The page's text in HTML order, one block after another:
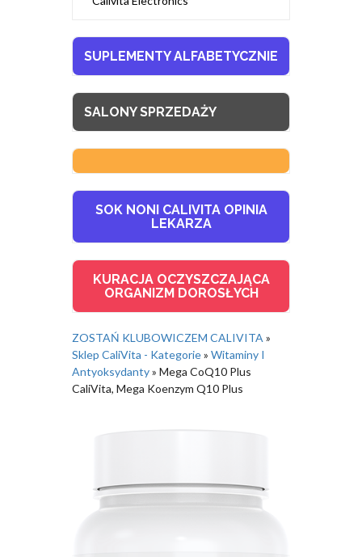
SUPLEMENTY ALFABETYCZNIE
SALONY SPRZEDAŻY
SOK NONI CALIVITA OPINIA
LEKARZA
KURACJA OCZYSZCZAJĄCA
ORGANIZM DOROSŁYCH
ZOSTAŃ KLUBOWICZEM CALIVITA »
Sklep CaliVita - Kategorie» Witaminy I
Antyoksydanty» Mega CoQ10 Plus
CaliVita, Mega Koenzym Q10 Plus